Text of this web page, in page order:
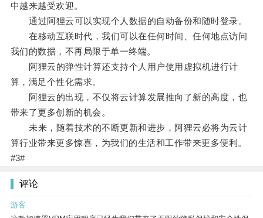
中越来越受欢迎。
通过阿狸云可以实现个人数据的自动备份和随时登录。
在移动互联时代，我们可以在任何时间、任何地点访问
我们的数据，不再局限于单一终端。
阿狸云的弹性计算还支持个人用户使用虚拟机进行计
算，满足个性化需求。
阿狸云的出现，不仅将云计算发展推向了新的高度，也
带来了更多创新的机会。
未来，随着技术的不断更新和进步，阿狸云必将为云计
算行业带来更多惊喜，为我们的生活和工作带来更多便利。
#3#
评论
游客